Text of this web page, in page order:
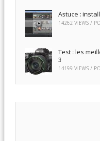
Astuce :
14262 VIEWS /
Test : les
3
14199 VIEWS /